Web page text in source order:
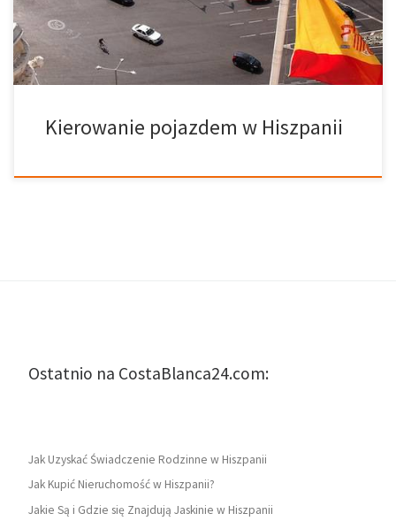
posiadać co najmniej 2 lata. • Musisz posiadać pełne prawo jazdy
wydane przez kraj UE, Norwegię, Islandię lub […]
Kierowanie pojazdem w Hiszpanii
Ostatnio na CostaBlanca24.com:
Jak Uzyskać Świadczenie Rodzinne w Hiszpanii
Jak Kupić Nieruchomość w Hiszpanii?
Jakie Są i Gdzie się Znajdują Jaskinie w Hiszpanii